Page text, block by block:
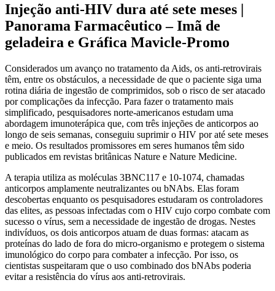
Injeção anti-HIV dura até sete meses |
Panorama Farmacêutico – Imã de
geladeira e Gráfica Mavicle-Promo
Considerados um avanço no tratamento da Aids, os anti-retrovirais
têm, entre os obstáculos, a necessidade de que o paciente siga uma
rotina diária de ingestão de comprimidos, sob o risco de ser atacado
por complicações da infecção. Para fazer o tratamento mais
simplificado, pesquisadores norte-americanos estudam uma
abordagem imunoterápica que, com três injeções de anticorpos ao
longo de seis semanas, conseguiu suprimir o HIV por até sete meses
e meio. Os resultados promissores em seres humanos têm sido
publicados em revistas britânicas Nature e Nature Medicine.
A terapia utiliza as moléculas 3BNC117 e 10-1074, chamadas
anticorpos amplamente neutralizantes ou bNAbs. Elas foram
descobertas enquanto os pesquisadores estudaram os controladores
das elites, as pessoas infectadas com o HIV cujo corpo combate com
sucesso o vírus, sem a necessidade de ingestão de drogas. Nestes
indivíduos, os dois anticorpos atuam de duas formas: atacam as
proteínas do lado de fora do micro-organismo e protegem o sistema
imunológico do corpo para combater a infecção. Por isso, os
cientistas suspeitaram que o uso combinado dos bNAbs poderia
evitar a resistência do vírus aos anti-retrovirais.